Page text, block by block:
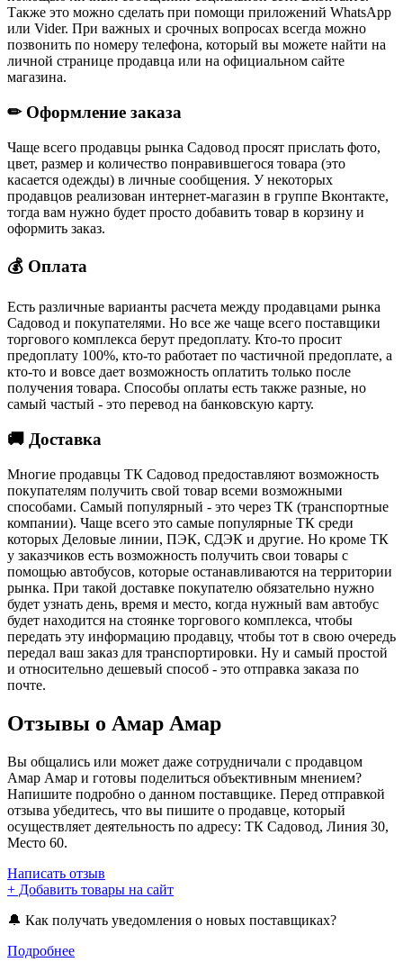
Также это можно сделать при помощи приложений WhatsApp
или Vider. При важных и срочных вопросах всегда можно
позвонить по номеру телефона, который вы можете найти на
личной странице продавца или на официальном сайте
магазина.
✏ Оформление заказа
Чаще всего продавцы рынка Садовод просят прислать фото,
цвет, размер и количество понравившегося товара (это
касается одежды) в личные сообщения. У некоторых
продавцов реализован интернет-магазин в группе Вконтакте,
тогда вам нужно будет просто добавить товар в корзину и
оформить заказ.
💰 Оплата
Есть различные варианты расчета между продавцами рынка
Садовод и покупателями. Но все же чаще всего поставщики
торгового комплекса берут предоплату. Кто-то просит
предоплату 100%, кто-то работает по частичной предоплате, а
кто-то и вовсе дает возможность оплатить только после
получения товара. Способы оплаты есть также разные, но
самый частый - это перевод на банковскую карту.
🚚 Доставка
Многие продавцы ТК Садовод предоставляют возможность
покупателям получить свой товар всеми возможными
способами. Самый популярный - это через ТК (транспортные
компании). Чаще всего это самые популярные ТК среди
которых Деловые линии, ПЭК, СДЭК и другие. Но кроме ТК
у заказчиков есть возможность получить свои товары с
помощью автобусов, которые останавливаются на территории
рынка. При такой доставке покупателю обязательно нужно
будет узнать день, время и место, когда нужный вам автобус
будет находится на стоянке торгового комплекса, чтобы
передать эту информацию продавцу, чтобы тот в свою очередь
передал ваш заказ для транспортировки. Ну и самый простой
и относительно дешевый способ - это отправка заказа по
почте.
Отзывы о Амар Амар
Вы общались или может даже сотрудничали с продавцом
Амар Амар и готовы поделиться объективным мнением?
Напишите подробно о данном поставщике. Перед отправкой
отзыва убедитесь, что вы пишите о продавце, который
осуществляет деятельность по адресу: ТК Садовод, Линия 30,
Место 60.
Написать отзыв
+ Добавить товары на сайт
🔔 Как получать уведомления о новых поставщиках?
Подробнее